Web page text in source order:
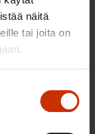
näitä
tai joita on